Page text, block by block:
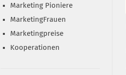
Marketing Pioniere
MarketingFrauen
Marketingpreise
Kooperationen